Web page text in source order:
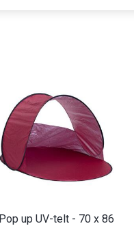
Pop up UV-telt - 70 x 86